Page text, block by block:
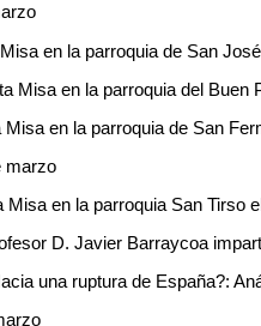
en la parroquia de San
Misa en la parroquia del
Misa en la parroquia de San
marzo
Misa en la parroquia San Tirso
D. Javier Barraycoa
una ruptura de España?: